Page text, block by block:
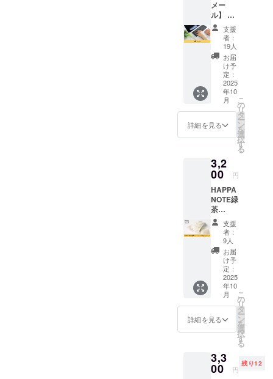
うな日記と
も違い、母
子手帳では
スペースが
十分ではな
く、ちょう
どよいノー
トは見つけ
られません
でした。そ
れであれ
作ろう！と
思い、2023
年8月に起業
しました。
コロナ禍が
落ち着きあ
る昨今です
が、天災、
事故、病気
などいつ何
が起こるか
ん。そのよ
に備えつ
つ、子ども
メー
ル】 支
援の感
謝の気
持ちを
こめて
お礼
メール
をお送
りいた
しま
す。
支援
者：
19人
お届
け予
定：
2025
年10
月
詳細を見る
こ
の
リ
タ
ー
ン
を
選
択
す
る
3,2
00 円
HAPPA
NOTE緑
茶
ティー
バック
＋お礼
メッ
セージ
心を込
めたお
礼メッ
セージ
とオリ
ジナル
ノベル
ティの
ティー
バック
（3包入
支援
者：
9人
お届
け予
定：
2025
年10
月
詳細を見る
こ
の
リ
タ
ー
ン
を
選
択
す
る
3,3
00 円
残り12